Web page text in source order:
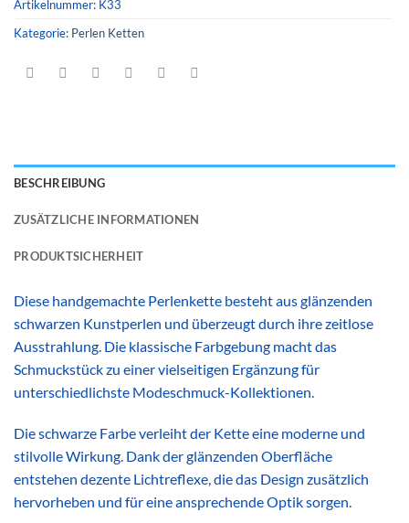
Artikelnummer: K33
Kategorie: Perlen Ketten
BESCHREIBUNG
ZUSÄTZLICHE INFORMATIONEN
PRODUKTSICHERHEIT
Diese handgemachte Perlenkette besteht aus glänzenden
schwarzen Kunstperlen und überzeugt durch ihre zeitlose
Ausstrahlung. Die klassische Farbgebung macht das
Schmuckstück zu einer vielseitigen Ergänzung für
unterschiedlichste Modeschmuck-Kollektionen.
Die schwarze Farbe verleiht der Kette eine moderne und
stilvolle Wirkung. Dank der glänzenden Oberfläche
entstehen dezente Lichtreflexe, die das Design zusätzlich
hervorheben und für eine ansprechende Optik sorgen.